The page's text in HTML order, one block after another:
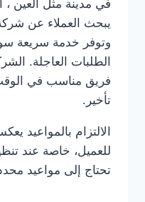
في مدينة مثل العين ،
يبحث العملاء عن
وتوفر خدمة سريعة
الطلبات العاجلة.
فريق مناسب في
تأخير.
الالتزام بالمواعيد
للعميل، خاصة عند
تحتاج إلى مواعيد